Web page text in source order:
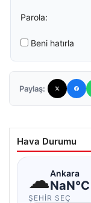
Parola:
Beni hatırla
Paylaş:
Hava Durumu
☁Ankara
NaN°C
ŞEHIR SEÇ